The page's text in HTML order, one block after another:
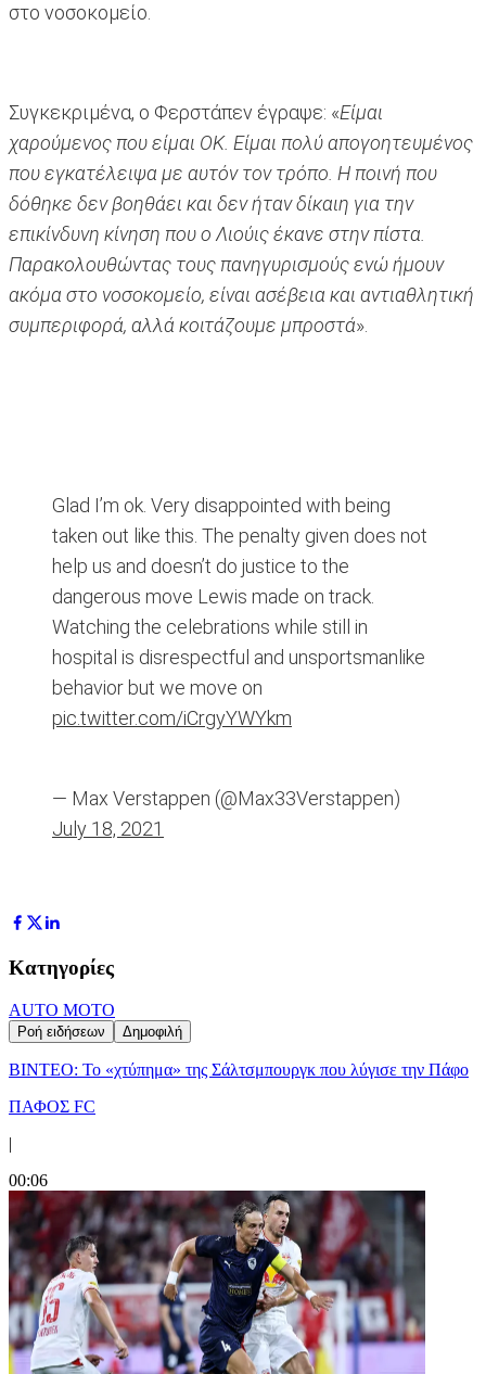
στο νοσοκομείο.
Συγκεκριμένα, ο Φερστάπεν έγραψε: «Είμαι
χαρούμενος που είμαι ΟΚ. Είμαι πολύ απογοητευμένος
που εγκατέλειψα με αυτόν τον τρόπο. Η ποινή που
δόθηκε δεν βοηθάει και δεν ήταν δίκαιη για την
επικίνδυνη κίνηση που ο Λιούις έκανε στην πίστα.
Παρακολουθώντας τους πανηγυρισμούς ενώ ήμουν
ακόμα στο νοσοκομείο, είναι ασέβεια και αντιαθλητική
συμπεριφορά, αλλά κοιτάζουμε μπροστά».
Glad I’m ok. Very disappointed with being
taken out like this. The penalty given does not
help us and doesn’t do justice to the
dangerous move Lewis made on track.
Watching the celebrations while still in
hospital is disrespectful and unsportsmanlike
behavior but we move on
pic.twitter.com/iCrgyYWYkm
— Max Verstappen (@Max33Verstappen)
July 18, 2021
Κατηγορίες
AUTO MOTO
Ροή ειδήσεων Δημοφιλή
ΒΙΝΤΕΟ: Το «χτύπημα» της Σάλτσμπουργκ που λύγισε την Πάφο
ΠΑΦΟΣ FC
|
00:06